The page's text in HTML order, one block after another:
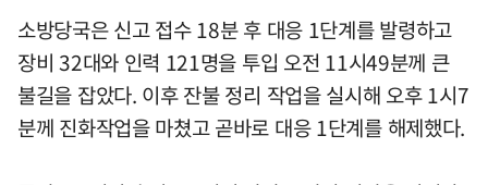
소방당국은 신고 접수 18분 후 대응 1단계를 발령하고
장비 32대와 인력 121명을 투입 오전 11시49분께 큰
불길을 잡았다. 이후 잔불 정리 작업을 실시해 오후 1시7
분께 진화작업을 마쳤고 곧바로 대응 1단계를 해제했다.